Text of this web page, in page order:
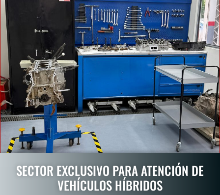
SECTOR EXCLUSIVO PARA ATENCIÓN DE
VEHÍCULOS HÍBRIDOS